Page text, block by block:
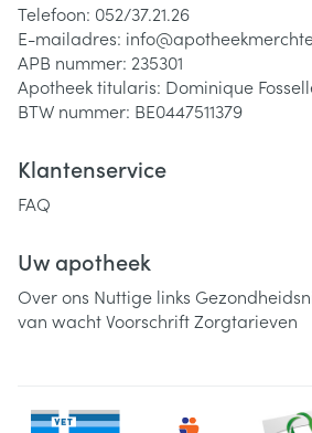
Telefoon: 052/37.21.26
E-mailadres: info@
APB nummer: 235301
Apotheek titularis: Dominique
BTW nummer: BE0447511379
Klantenservice
FAQ
Uw apotheek
Over ons Nuttige links
van wachtVoorschriftZorgtarieven